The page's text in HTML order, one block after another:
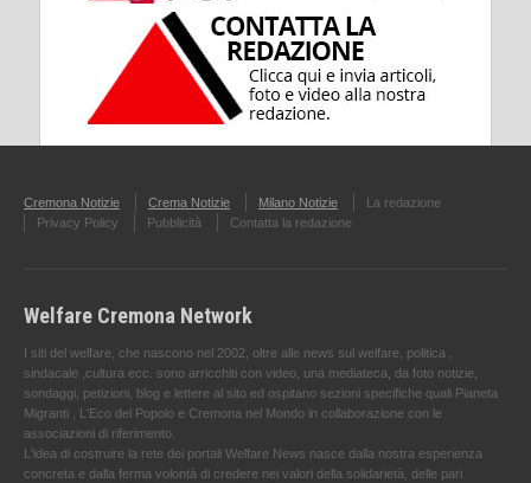
Cremona Notizie Crema Notizie Milano Notizie
La redazione
Privacy Policy
Pubblicità Contatta la redazione
Welfare Cremona Network
I siti del welfare, che nascono nel 2002, oltre alle news sul welfare, politica ,
sindacale ,cultura ecc. sono arricchiti con video, una mediateca, da foto notizie,
sondaggi, petizioni, blog e lettere al sito ed ospitano sezioni specifiche quali Pianeta
Migranti , L'Eco del Popolo e Cremona nel Mondo in collaborazione con le
associazioni di riferimento.
L'idea di costruire la rete dei portali Welfare News nasce dalla nostra esperienza
concreta e dalla ferma volontà di credere nei valori della solidarietà, delle pari